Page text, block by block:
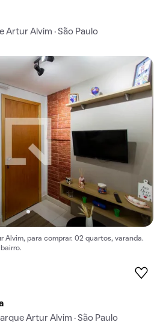
Artur Alvim · São Paulo
Alvim, para comprar. 02 quartos, varanda.
Artur Alvim · São Paulo